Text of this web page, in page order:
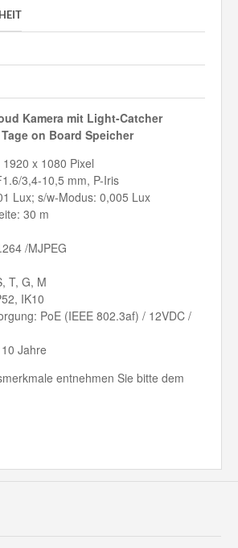
Kamera mit Light-Catcher
on Board Speicher
x 1080 Pixel
3,4-10,5 mm, P-Iris
Lux; s/w-Modus: 0,005 Lux
30 m
/MJPEG
T, G, M
IK10
PoE (IEEE 802.3af) / 12VDC /
Jahre
entnehmen Sie bitte dem